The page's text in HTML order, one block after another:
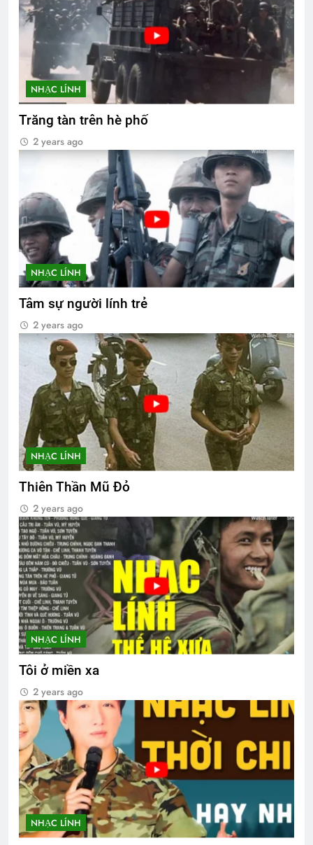
NHẠC LÍNH
Trăng tàn trên hè phố
2 years ago
NHẠC LÍNH
Tâm sự người lính trẻ
2 years ago
NHẠC LÍNH
Thiên Thần Mũ Đỏ
2 years ago
NHẠC LÍNH
Tôi ở miền xa
2 years ago
NHẠC LÍNH